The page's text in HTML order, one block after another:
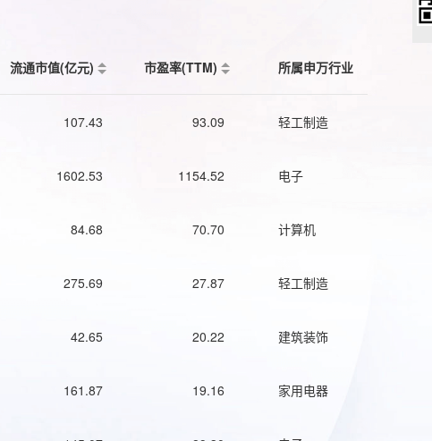
流通市值(亿元) 市盈率(TTM) 所属申万行业
107.43 93.09 轻工制造
1602.53 1154.52 电子
84.68 70.70 计算机
275.69 27.87 轻工制造
42.65 20.22 建筑装饰
161.87 19.16 家用电器